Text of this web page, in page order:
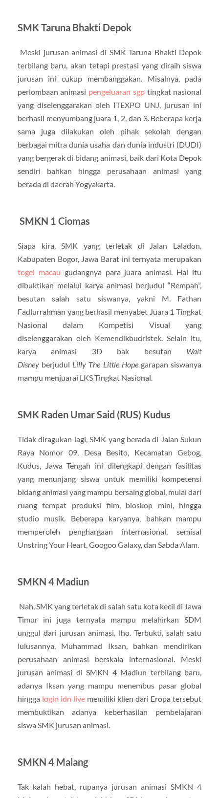
SMK Taruna Bhakti Depok
Meski jurusan animasi di SMK Taruna Bhakti Depok
terbilang baru, akan tetapi prestasi yang diraih siswa
jurusan ini cukup membanggakan. Misalnya, pada
perlombaan animasi pengeluaran sgptingkat nasional
yang diselenggarakan oleh ITEXPO UNJ, jurusan ini
berhasil menyumbang juara 1, 2, dan 3. Beberapa kerja
sama juga dilakukan oleh pihak sekolah dengan
berbagai mitra dunia usaha dan dunia industri (DUDI)
yang bergerak di bidang animasi, baik dari Kota Depok
sendiri bahkan hingga perusahaan animasi yang
berada di daerah Yogyakarta.
SMKN 1 Ciomas
Siapa kira, SMK yang terletak di Jalan Laladon,
Kabupaten Bogor, Jawa Barat ini ternyata merupakan
togel macau gudangnya para juara animasi. Hal itu
dibuktikan melalui karya animasi berjudul “Rempah”,
besutan salah satu siswanya, yakni M. Fathan
Fadlurrahman yang berhasil menyabet Juara 1 Tingkat
Nasional dalam Kompetisi Visual yang
diselenggarakan oleh Kemendikbudristek. Selain itu,
karya animasi 3D bak besutan Walt
Disney berjudul Lilly The Little Hopegarapan siswanya
mampu menjuarai LKS Tingkat Nasional.
SMK Raden Umar Said (RUS) Kudus
Tidak diragukan lagi, SMK yang berada di Jalan Sukun
Raya Nomor 09, Desa Besito, Kecamatan Gebog,
Kudus, Jawa Tengah ini dilengkapi dengan fasilitas
yang menunjang siswa untuk memiliki kompetensi
bidang animasi yang mampu bersaing global, mulai dari
ruang tempat produksi film, bioskop mini, hingga
studio musik. Beberapa karyanya, bahkan mampu
memperoleh penghargaan internasional, semisal
Unstring Your Heart, Googoo Galaxy, dan Sabda Alam.
SMKN 4 Madiun
Nah, SMK yang terletak di salah satu kota kecil di Jawa
Timur ini juga ternyata mampu melahirkan SDM
unggul dari jurusan animasi, lho. Terbukti, salah satu
lulusannya, Muhammad Iksan, bahkan mendirikan
perusahaan animasi berskala internasional. Meski
jurusan animasi di SMKN 4 Madiun terbilang baru,
adanya Iksan yang mampu menembus pasar global
hingga login idn livememiliki klien dari Eropa tersebut
membuktikan adanya keberhasilan pembelajaran
siswa SMK jurusan animasi.
SMKN 4 Malang
Tak kalah hebat, rupanya jurusan animasi SMKN 4